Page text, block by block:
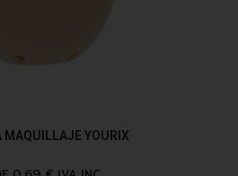
MAQUILLAJE YOURIX